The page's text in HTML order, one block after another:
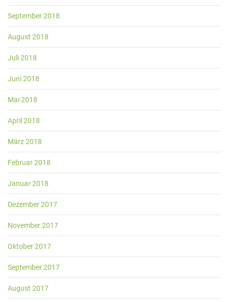
September 2018
August 2018
Juli 2018
Juni 2018
Mai 2018
April 2018
März 2018
Februar 2018
Januar 2018
Dezember 2017
November 2017
Oktober 2017
September 2017
August 2017